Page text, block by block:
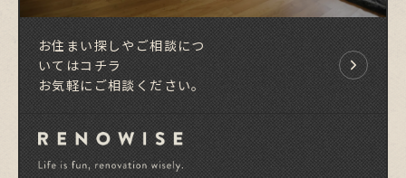
お住まい探しやご相談につ
いてはコチラ
お気軽にご相談ください。